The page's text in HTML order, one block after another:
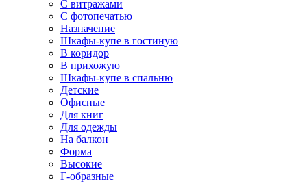
С витражами
С фотопечатью
Назначение
Шкафы-купе в гостиную
В коридор
В прихожую
Шкафы-купе в спальню
Детские
Офисные
Для книг
Для одежды
На балкон
Форма
Высокие
Г-образные